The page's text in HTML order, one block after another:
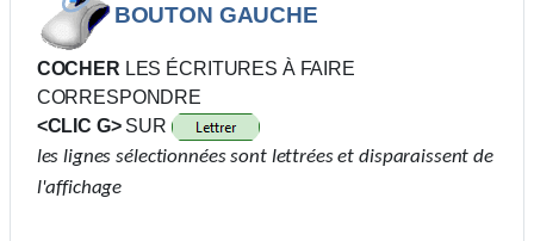
BOUTON GAUCHE
COCHER LES ÉCRITURES À FAIRE
CORRESPONDRE
<CLIC G>SUR
les lignes sélectionnées sont lettrées et disparaissent de
l'affichage